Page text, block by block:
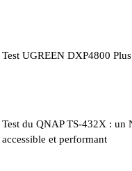
Test UGREEN DXP4800 Plus
Test du QNAP TS-432X : un
accessible et performant